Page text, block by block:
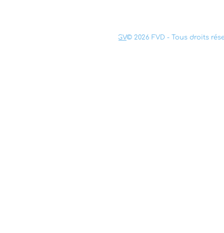
CGV© 2026 FVD - Tous droits